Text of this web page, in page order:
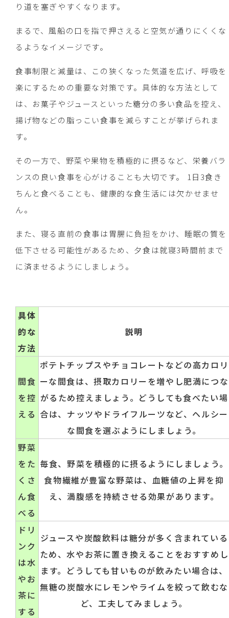
り道を塞ぎやすくなります。
まるで、風船の口を指で押さえると空気が通りにくくな
るようなイメージです。
食事制限と減量は、この狭くなった気道を広げ、呼吸を
楽にするための重要な対策です。具体的な方法として
は、お菓子やジュースといった糖分の多い食品を控え、
揚げ物などの脂っこい食事を減らすことが挙げられま
す。
その一方で、野菜や果物を積極的に摂るなど、栄養バラ
ンスの良い食事を心がけることも大切です。 1日3食き
ちんと食べることも、健康的な食生活には欠かせませ
ん。
また、寝る直前の食事は胃腸に負担をかけ、睡眠の質を
低下させる可能性があるため、夕食は就寝3時間前まで
に済ませるようにしましょう。
具体
的な
方法
説明
間食
を控
える
ポテトチップスやチョコレートなどの高カロリ
ーな間食は、摂取カロリーを増やし肥満につな
がるため控えましょう。どうしても食べたい場
合は、ナッツやドライフルーツなど、ヘルシー
な間食を選ぶようにしましょう。
野菜
をた
くさ
ん食
べる
毎食、野菜を積極的に摂るようにしましょう。
食物繊維が豊富な野菜は、血糖値の上昇を抑
え、満腹感を持続させる効果があります。
ドリ
ンク
は水
やお
茶に
する
ジュースや炭酸飲料は糖分が多く含まれている
ため、水やお茶に置き換えることをおすすめし
ます。どうしても甘いものが飲みたい場合は、
無糖の炭酸水にレモンやライムを絞って飲むな
ど、工夫してみましょう。